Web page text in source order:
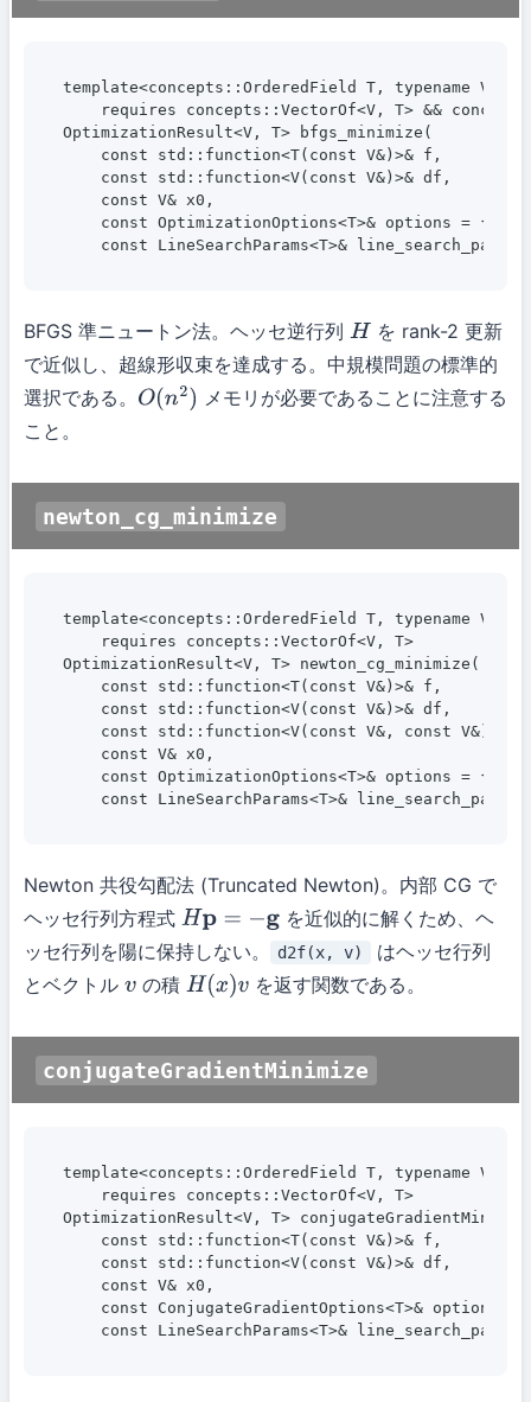
template<concepts::OrderedField T, typename V,
requires concepts::VectorOf<V, T> &&
OptimizationResult<V, T> bfgs_minimize(
    const std::function<T(const V&)>& f,
    const std::function<V(const V&)>& df,
    const V& x0,
    const OptimizationOptions<T>& options = {},
const LineSearchParams<T>&
BFGS 準ニュートン法。ヘッセ逆行列 H を rank-2 更新
で近似し、超線形収束を達成する。中規模問題の標準的
選択である。 O(n2)
メモリが必要であることに注意する
こと。
newton_cg_minimize
template<concepts::OrderedField T, typename V>
    requires concepts::VectorOf<V, T>
OptimizationResult<V, T> newton_cg_minimize(
    const std::function<T(const V&)>& f,
    const std::function<V(const V&)>& df,
const std::function<V(const V&, const V&)>&
    const V& x0,
    const OptimizationOptions<T>& options = {},
const LineSearchParams<T>&
Newton 共役勾配法 (Truncated Newton)。内部 CG で
ヘッセ行列方程式 Hp= −g
を近似的に解くため、ヘ
ッセ行列を陽に保持しない。
d2f(x, v)
はヘッセ行列
とベクトル vの積 H( x)v を返す関数である。
conjugateGradientMinimize
template<concepts::OrderedField T, typename V>
    requires concepts::VectorOf<V, T>
OptimizationResult<V, T>
    const std::function<T(const V&)>& f,
    const std::function<V(const V&)>& df,
    const V& x0,
const ConjugateGradientOptions<T>& options =
const LineSearchParams<T>&